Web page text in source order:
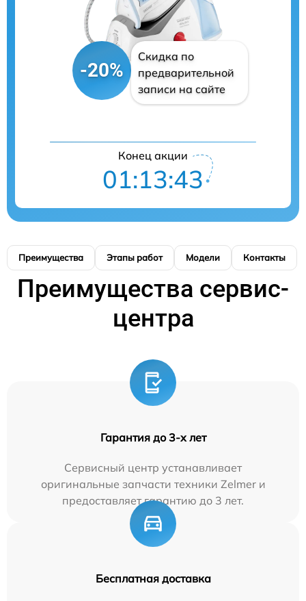
-20%
Скидка по
предварительной
записи на сайте
Конец акции
01:13:42
Преимущества Этапы работ Модели Контакты
Преимущества сервис-
центра
Гарантия до 3-х лет
Сервисный центр устанавливает
оригинальные запчасти техники Zelmer и
предоставляет гарантию до 3 лет.
Бесплатная доставка